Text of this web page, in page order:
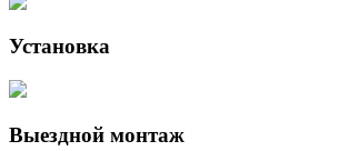
Установка
Выездной монтаж